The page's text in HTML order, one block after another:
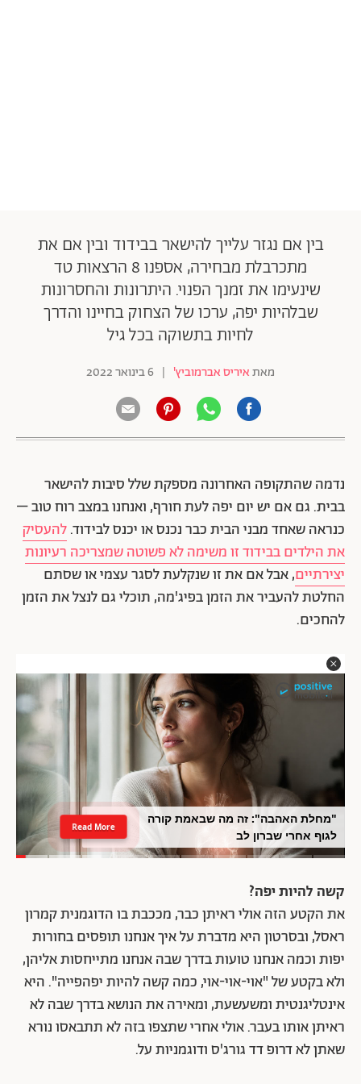
בין אם נגזר עלייך להישאר בבידוד ובין אם את
מתכרבלת מבחירה, אספנו 8 הרצאות טד
שינעימו את זמנך הפנוי. היתרונות והחסרונות
שבלהיות יפה, ערכו של הצחוק בחיינו והדרך
לחיות בתשוקה בכל גיל
מאתאיריס אברמוביץ' | 6 בינואר 2022
נדמה שהתקופה האחרונה מספקת שלל סיבות להישאר
בבית. גם אם יש יום יפה לעת חורף, ואנחנו במצב רוח טוב –
כנראה שאחד מבני הבית כבר נכנס או יכנס לבידוד.להעסיק
את הילדים בבידוד זו משימה לא פשוטה שמצריכה רעיונות
יצירתיים, אבל אם את זו שנקלעת לסגר עצמי או שסתם
החלטת להעביר את הזמן בפיג'מה, תוכלי גם לנצל את הזמן
להחכים.
"מחלת האהבה": זה מה שבאמת קורה
לגוף אחרי שברון לב
Read More
קשה להיות יפה?
את הקטע הזה אולי ראיתן כבר, מככבת בו הדוגמנית קמרון
ראסל, ובסרטון היא מדברת על איך אנחנו תופסים בחורות
יפות וכמה אנחנו טועות בדרך שבה אנחנו מתייחסות אליהן,
ולא בקטע של "אוי-אוי-אוי, כמה קשה להיות יפהפייה". היא
אינטליגנטית ומשעשעת, ומאירה את הנושא בדרך שבה לא
ראיתן אותו בעבר. אולי אחרי שתצפו בזה לא תתבאסו נורא
שאתן לא דרופ דד גורג'ס ודוגמניות על.